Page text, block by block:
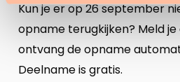
Kun je er op 26 september
opname terugkijken? Meld
ontvang de opname
Deelname is gratis.